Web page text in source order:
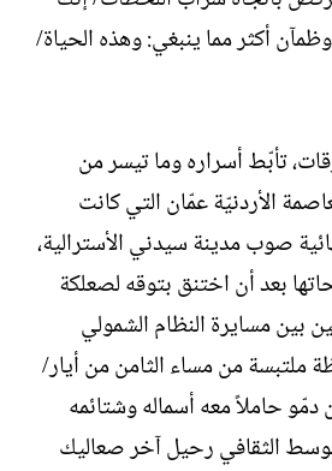
أكثر مما ينبغي: وهذه الحياة/
تأبّط أسراره وما تيسر من
الأردنيّة عمّان التي كانت
صوب مدينة سيدني الأسترالية،
بعد أن اختنق بتوقه لصعلكة
بين مسايرة النظام الشمولي
ملتبسة من مساء الثامن من أيار/
جان دمّو حاملاً معه أسماله وشتائمه
الثقافي رحيل آخر صعاليك